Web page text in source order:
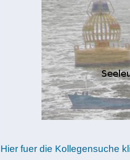
Hier fuer die Kollegensuche